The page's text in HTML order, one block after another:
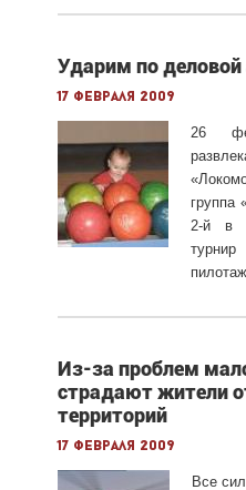
Ударим по деловой
17 февраля 2009
26
группа
2-й в
пилотаж
Из-за проблем
страдают жители
территорий
17 февраля 2009
Все